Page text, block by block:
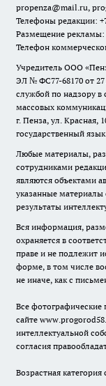
propenza@mail.ru,
Телефоны редакции:
Размещение
Телефон
Учредитель ООО
ЭЛ № ФС77-68170 от 27
службой по надзору
массовых
г. Пенза, ул. Красная,
государственный
Любые материалы,
сотрудниками
являются объектами
указанные материалы
результаты
Вся информация,
охраняется в
праве и не подлежит
форме, в том числе
не иначе, как с
Все фотографические
сайте
интеллектуальной
согласия
Возрастная категория